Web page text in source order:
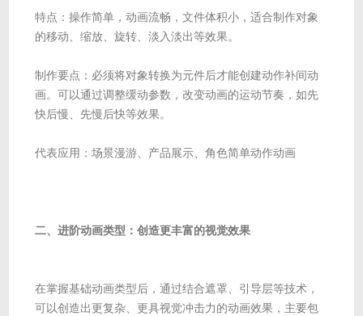
特点：操作简单，动画流畅，文件体积小，适合制作对象
的移动、缩放、旋转、淡入淡出等效果。
制作要点：必须将对象转换为元件后才能创建动作补间动
画。可以通过调整缓动参数，改变动画的运动节奏，如先
快后慢、先慢后快等效果。
代表应用：场景漫游、产品展示、角色简单动作动画
二、进阶动画类型：创造更丰富的视觉效果
在掌握基础动画类型后，通过结合遮罩、引导层等技术，
可以创造出更复杂、更具视觉冲击力的动画效果，主要包